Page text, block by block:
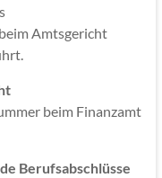
Amtsgericht
beim Finanzamt
Berufsabschlüsse